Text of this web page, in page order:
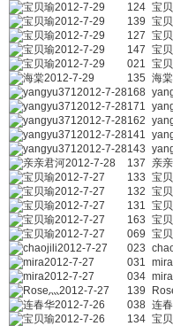
宝贝瑜2012-7-29
124 宝
宝贝瑜2012-7-29
139 宝
宝贝瑜2012-7-29
127 宝
宝贝瑜2012-7-29
147 宝
宝贝瑜2012-7-29
021 宝
海棠2012-7-29
135 海
yangyu3712012-7-28168
yangyu3712012-7-28171
yangyu3712012-7-28162
yangyu3712012-7-28141
yangyu3712012-7-28143
亲亲君河2012-7-28
137 亲
宝贝瑜2012-7-27
133 宝
宝贝瑜2012-7-27
132 宝
宝贝瑜2012-7-27
131 宝
宝贝瑜2012-7-27
163 宝
宝贝瑜2012-7-27
069 宝
chaojili2012-7-27
023
mira2012-7-27
031
mira2012-7-27
034
Rose灬2012-7-27
139
连春华2012-7-26
038 连
宝贝瑜2012-7-26
134 宝